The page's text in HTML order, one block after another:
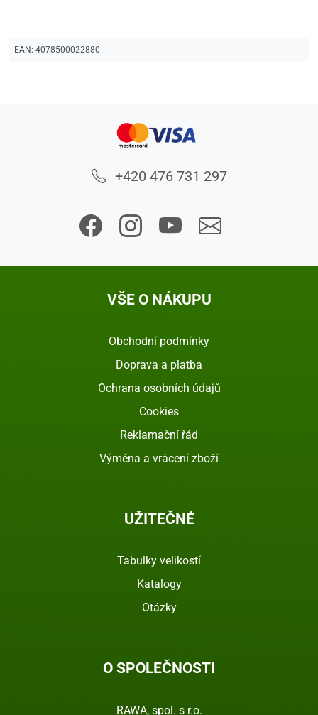
EAN: 4078500022880
+420 476 731 297
VŠE O NÁKUPU
Obchodní podmínky
Doprava a platba
Ochrana osobních údajů
Cookies
Reklamační řád
Výměna a vrácení zboží
UŽITEČNÉ
Tabulky velikostí
Katalogy
Otázky
O SPOLEČNOSTI
RAWA, spol. s r.o.